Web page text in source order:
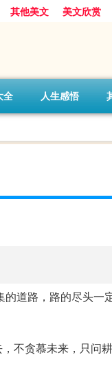
其他美文 美文欣赏
全 人生感悟
的道路，路的尽头一
不贪慕未来，只问耕